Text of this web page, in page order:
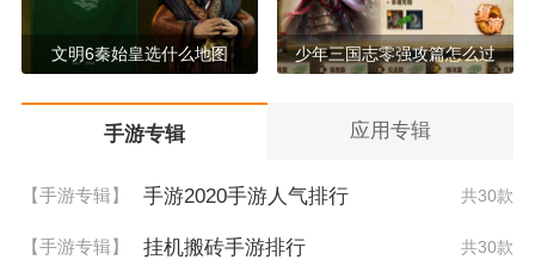
文明6秦始皇选什么地图 少年三国志零强攻篇怎么过
手游专辑 应用专辑
【手游专辑】 手游2020手游人气排行 共30款
【手游专辑】 挂机搬砖手游排行 共30款